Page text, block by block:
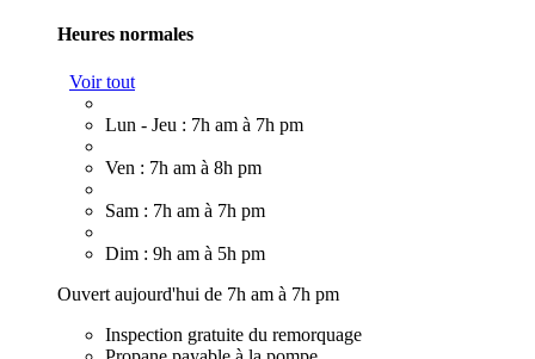
Heures normales
Voir tout
Lun - Jeu : 7h am à 7h pm
Ven : 7h am à 8h pm
Sam : 7h am à 7h pm
Dim : 9h am à 5h pm
Ouvert aujourd'hui de 7h am à 7h pm
Inspection gratuite du remorquage